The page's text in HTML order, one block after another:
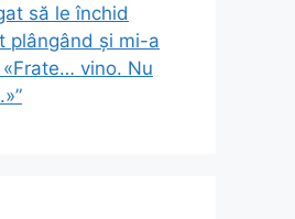
să le închid
plângând și mi-a
vino. Nu